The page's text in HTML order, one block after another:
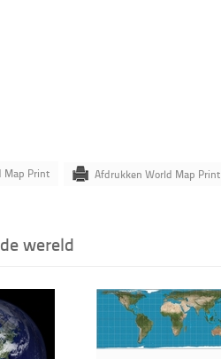
Map Print Afdrukken World Map Print
wereld